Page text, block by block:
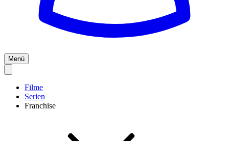
Menü
Filme
Serien
Franchise